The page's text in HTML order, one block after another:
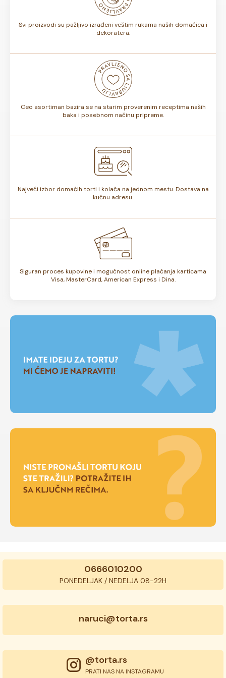
Svi proizvodi su pažljivo izrađeni veštim rukama naših domaćica i
dekoratera.
Ceo asortiman bazira se na starim proverenim receptima naših
baka i posebnom načinu pripreme.
Najveći izbor domaćih torti i kolača na jednom mestu. Dostava na
kućnu adresu.
Siguran proces kupovine i mogućnost online plaćanja karticama
Visa, MasterCard, American Express i Dina.
0666010200
PONEDELJAK / NEDELJA 08-22H
naruci@torta.rs
@torta.rs
PRATI NAS NA INSTAGRAMU